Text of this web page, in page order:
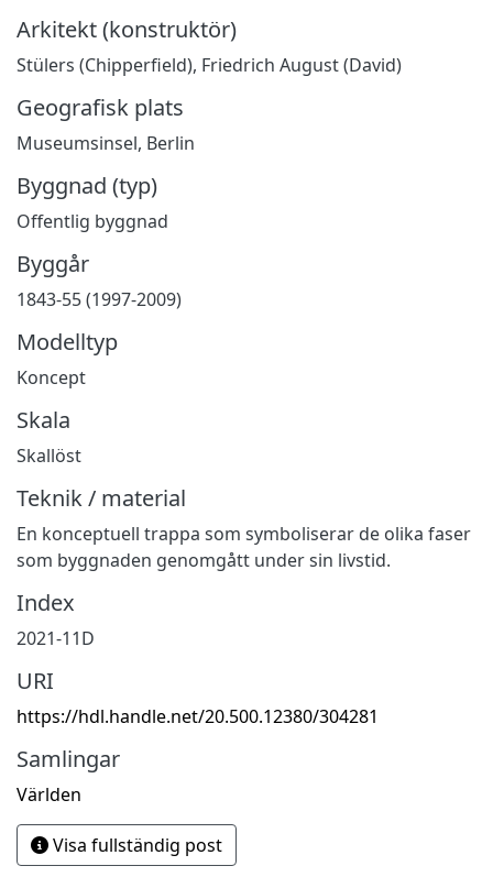
Arkitekt (konstruktör)
Stülers (Chipperfield), Friedrich August (David)
Geografisk plats
Museumsinsel, Berlin
Byggnad (typ)
Offentlig byggnad
Byggår
1843-55 (1997-2009)
Modelltyp
Koncept
Skala
Skallöst
Teknik / material
En konceptuell trappa som symboliserar de olika faser
som byggnaden genomgått under sin livstid.
Index
2021-11D
URI
https://hdl.handle.net/20.500.12380/304281
Samlingar
Världen
Visa fullständig post